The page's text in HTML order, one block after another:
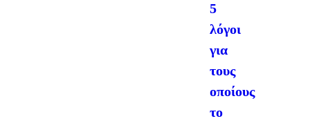
5
λόγοι
για
τους
οποίους
το